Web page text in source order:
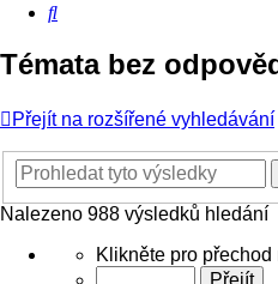
Hledat
Témata bez
Přejít na rozšířené vyhledávání
Nalezeno 988 výsledků hledání
StránkaKlikněte pro